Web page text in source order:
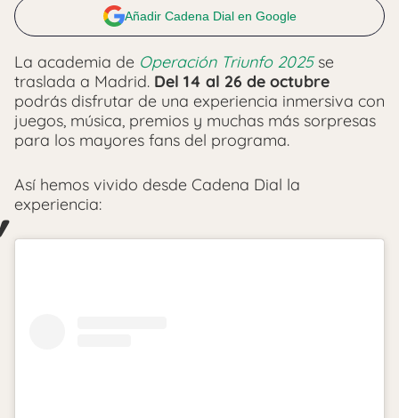
Añadir Cadena Dial en Google
La academia de Operación Triunfo 2025se
traslada a Madrid. Del 14 al 26 de octubre
podrás disfrutar de una experiencia inmersiva con
juegos, música, premios y muchas más sorpresas
para los mayores fans del programa.
Así hemos vivido desde Cadena Dial la
experiencia: